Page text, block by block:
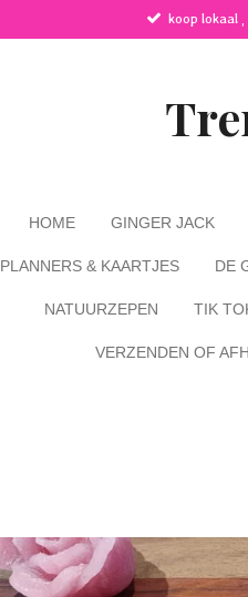
koop lokaal
HOME GINGER JACK
PLANNERS & KAARTJES DE
NATUURZEPEN TIK
VERZENDEN OF